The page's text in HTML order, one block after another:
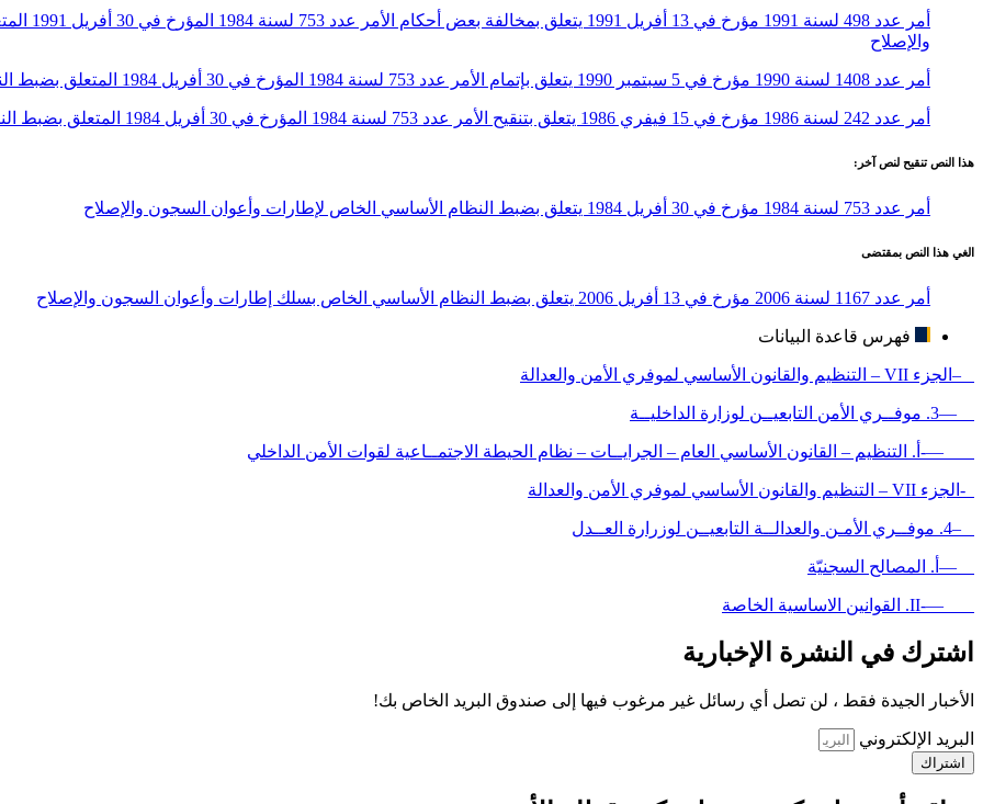
أمر عدد
والإصلاح
أمر عدد 1408 لسنة 1990 مؤرخ في 5 سبتمبر 1990 يتعلق بإتمام الأمر عدد 753 لسنة 1984 المؤرخ في 30 أفريل 1984 المتعلق بضبط النظام الأساسي الخاص لإطارات وأعوان السجون والإصلاح
أمر عدد 242 لسنة 1986 مؤرخ في 15 فيفري 1986 يتعلق بتنقيح الأمر عدد 753 لسنة 1984 المؤرخ في 30 أفريل 1984 المتعلق بضبط النظام الأساسي الخاص لإطارات وأعوان السجون والإصلاح
هذا النص تنقيح لنص آخر:
أمر عدد 753 لسنة 1984 مؤرخ في 30 أفريل 1984 يتعلق بضبط النظام الأساسي الخاص لإطارات وأعوان السجون والإصلاح
الغي هذا النص بمقتضى
أمر عدد 1167 لسنة 2006 مؤرخ في 13 أفريل 2006 يتعلق بضبط النظام الأساسي الخاص بسلك إطارات وأعوان السجون والإصلاح
فهرس قاعدة البيانات
–الجزء VII – التنظيم والقانون الأساسي لموفري الأمن والعدالة
—3. موفــري الأمن التابعيــن لوزارة الداخليــة
—-أ. التنظيم – القانون الأساسي العام – الجرايــات – نظام الحيطة الاجتمــاعية لقوات الأمن الداخلي
-الجزء VII – التنظيم والقانون الأساسي لموفري الأمن والعدالة
–4. موفــري الأمـن والعدالــة التابعيــن لوزرارة العــدل
—أ. المصالح السجنيّة
—-II. القوانين الاساسية الخاصة
اشترك في النشرة الإخبارية
الأخبار الجيدة فقط ، لن تصل أي رسائل غير مرغوب فيها إلى صندوق البريد الخاص بك!
البريد الإلكتروني
اشتراك